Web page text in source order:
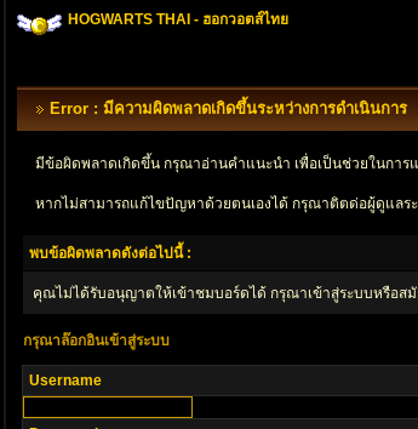
HOGWARTS THAI - ฮอกวอตส์ไทย
Error : มีความผิดพลาดเกิดขึ้นระหว่างการดำเนินการ
มีข้อผิดพลาดเกิดขึ้น กรุณาอ่านคำแนะนำ เพื่อเป็นช่วยในการ
หากไม่สามารถแก้ไขปัญหาด้วยตนเองได้ กรุณาติตด่อผู้ดูแลร
พบข้อผิดพลาดดังต่อไปนี้ :
คุณไม่ได้รับอนุญาตให้เข้าชมบอร์ดได้ กรุณาเข้าสู่ระบบหรือส
กรุณาล๊อกอินเข้าสู่ระบบ
Username